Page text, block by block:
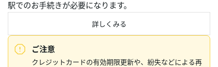
駅でのお手続きが必要になります。
詳しくみる
ご注意
クレジットカードの有効期限更新や、紛失などによる再